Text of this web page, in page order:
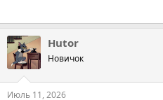
Hutor
Новичок
Июль 11, 2026